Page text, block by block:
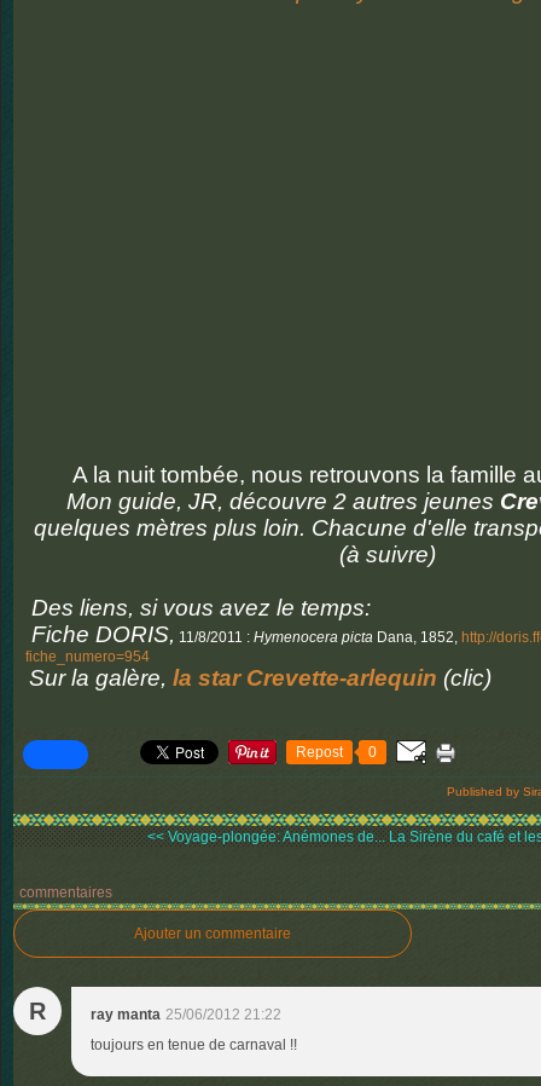
A la nuit tombée, nous retrouvons la famille
Mon guide, JR, découvre 2 autres jeunes
quelques mètres plus loin. Chacune d'elle
(à suivre)
Des liens, si vous avez le temps:
Fiche DORIS, 11/8/2011 : Hymenocera picta Dana, 1852, http://
fiche_numero=954
Sur la galère, la star Crevette-arlequin (clic)
Repost 0
Published by
<< Voyage-plongée: Anémones de... La Sirène du café et
commentaires
Ajouter un commentaire
R ray manta 25/06/2012 21:22
toujours en tenue de carnaval !!